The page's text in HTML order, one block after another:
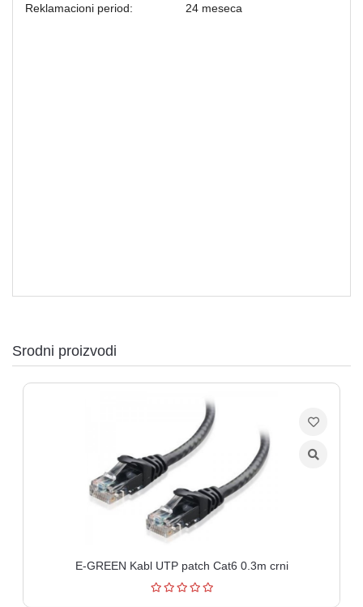
Reklamacioni period:
24 meseca
Srodni proizvodi
E-GREEN Kabl UTP patch Cat6 0.3m crni